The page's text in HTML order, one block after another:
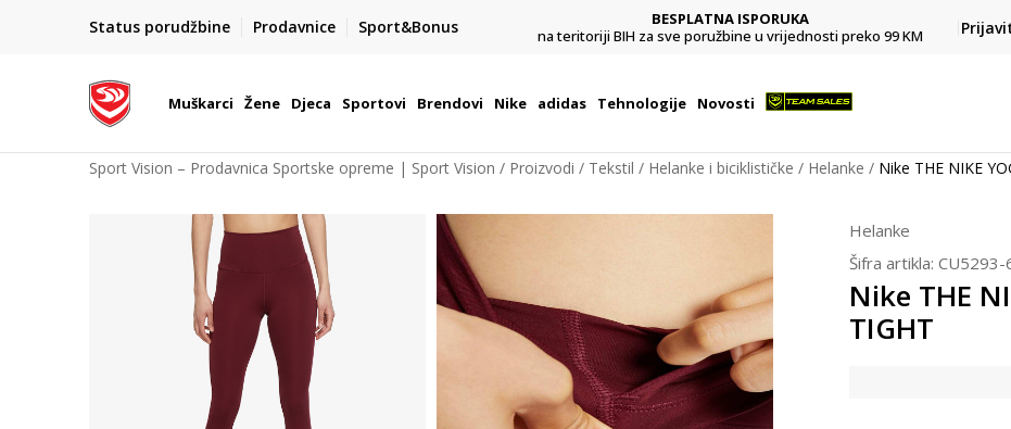
Status porudžbine Prodavnice Sport&Bonus
POZOVITE NAS NA : 055/490-400
Pon-Pet od 9h - 16h
BESPLATNA ISPORUKA
na teritoriji BIH za sve poružbine u vrijednosti preko 99 KM
Platite
Muškarci Žene Djeca Sportovi Brendovi Nike adidas Tehnologije Novosti
Sport Vision – Prodavnica Sportske opreme | Sport Vision Proizvodi Tekstil Helanke i biciklističke Helanke Nike THE NIKE
Helanke
Šifra artikla: CU5293-
Nike THE
TIGHT